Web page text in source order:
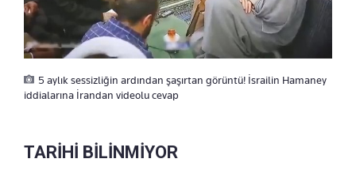
5 aylık sessizliğin ardından şaşırtan görüntü! İsrailin Hamaney
iddialarına İrandan videolu cevap
TARİHİ BİLİNMİYOR